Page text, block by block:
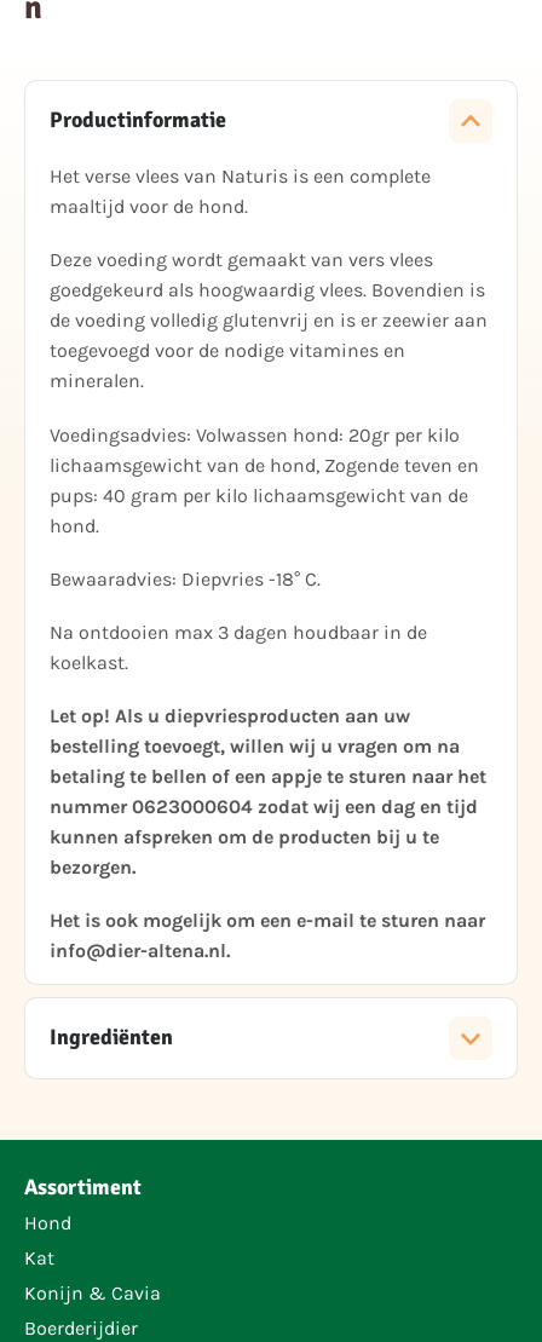
Productinformatie
Het verse vlees van Naturis is een complete
maaltijd voor de hond.
Deze voeding wordt gemaakt van vers vlees
goedgekeurd als hoogwaardig vlees. Bovendien is
de voeding volledig glutenvrij en is er zeewier aan
toegevoegd voor de nodige vitamines en
mineralen.
Voedingsadvies: Volwassen hond: 20gr per kilo
lichaamsgewicht van de hond, Zogende teven en
pups: 40 gram per kilo lichaamsgewicht van de
hond.
Bewaaradvies: Diepvries -18° C.
Na ontdooien max 3 dagen houdbaar in de
koelkast.
Let op! Als u diepvriesproducten aan uw
bestelling toevoegt, willen wij u vragen om na
betaling te bellen of een appje te sturen naar het
nummer 0623000604 zodat wij een dag en tijd
kunnen afspreken om de producten bij u te
bezorgen.
Het is ook mogelijk om een e-mail te sturen naar
info@dier-altena.nl.
Ingrediënten
Assortiment
Hond
Kat
Konijn & Cavia
Boerderijdier